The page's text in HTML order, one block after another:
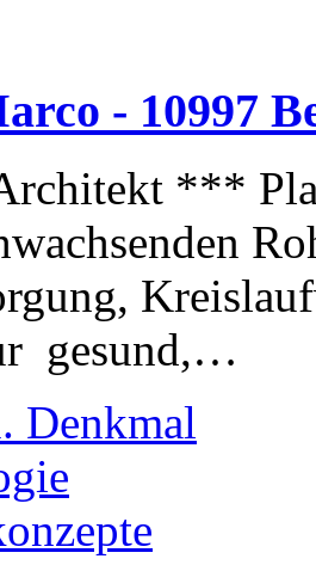
- 10997
***
gesund,…
Denkmal